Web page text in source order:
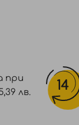
при
лв.